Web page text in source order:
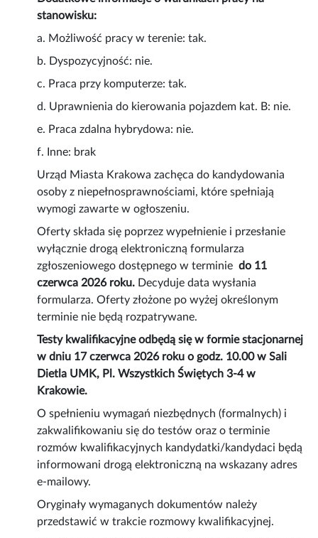
stanowisku:
a. Możliwość pracy w terenie: tak.
b. Dyspozycyjność: nie.
c. Praca przy komputerze: tak.
d. Uprawnienia do kierowania pojazdem kat. B: nie.
e. Praca zdalna hybrydowa: nie.
f. Inne: brak
Urząd Miasta Krakowa zachęca do kandydowania
osoby z niepełnosprawnościami, które spełniają
wymogi zawarte w ogłoszeniu.
Oferty składa się poprzez wypełnienie i przesłanie
wyłącznie drogą elektroniczną formularza
zgłoszeniowego dostępnego w terminiedo 11
czerwca 2026 roku. Decyduje data wysłania
formularza. Oferty złożone po wyżej określonym
terminie nie będą rozpatrywane.
Testy kwalifikacyjne odbędą się w formie stacjonarnej
w dniu 17 czerwca 2026 roku o godz. 10.00 w Sali
Dietla UMK, Pl. Wszystkich Świętych 3-4 w
Krakowie.
O spełnieniu wymagań niezbędnych (formalnych) i
zakwalifikowaniu się do testów oraz o terminie
rozmów kwalifikacyjnych kandydatki/kandydaci będą
informowani drogą elektroniczną na wskazany adres
e-mailowy.
Oryginały wymaganych dokumentów należy
przedstawić w trakcie rozmowy kwalifikacyjnej.